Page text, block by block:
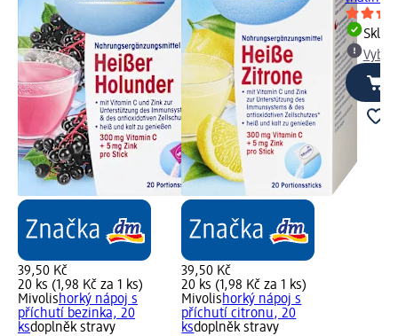
39,50 Kč
20 ks (1,98 Kč za 1 ks)
Mivolishorký nápoj s
příchutí bezinka, 20
ksdoplněk stravy
39,50 Kč
20 ks (1,98 Kč za 1 ks)
Mivolishorký nápoj s
příchutí citronu, 20
ksdoplněk stravy